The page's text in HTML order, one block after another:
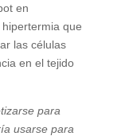
en
que
las células
en el tejido
para
usarse para